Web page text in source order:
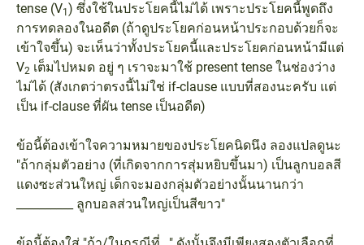
tense (V1 ) ซึ่งใช้ในประโยคนี้ไม่ได้ เพราะประโยคนี้พูดถึง
การทดลองในอดีต (ถ้าดูประโยคก่อนหน้าประกอบด้วยก็จะ
เข้าใจขึ้น) จะเห็นว่าทั้งประโยคนี้และประโยคก่อนหน้ามีแต่
V2 เต็มไปหมด อยู่ ๆ เราจะมาใช้ present tense ในช่องว่าง
ไม่ได้ (สังเกตว่าตรงนี้ไม่ใช่ if-clause แบบที่สองนะครับ แต่
เป็น if-clause ที่ผัน tense เป็นอดีต)
ข้อนี้ต้องเข้าใจความหมายของประโยคนิดนึง ลองแปลดูนะ
"ถ้ากลุ่มตัวอย่าง (ที่เกิดจากการสุ่มหยิบขึ้นมา) เป็นลูกบอลสี
แดงซะส่วนใหญ่ เด็กจะมองกลุ่มตัวอย่างนั้นนานกว่า
__________ ลูกบอลส่วนใหญ่เป็นสีขาว"